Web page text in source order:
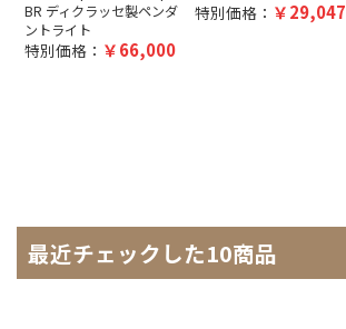
BR ディクラッセ製ペンダ
ントライト
特別価格： 66,000
特別価格： 29,047
最近チェックした10商品